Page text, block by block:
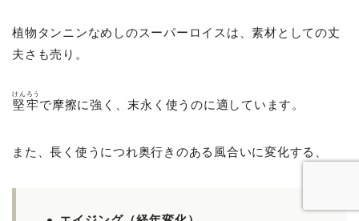
植物タンニンなめしのスーパーロイスは、素材としての丈
夫さも売り。
堅牢
けんろう
で摩擦に強く、末永く使うのに適しています。
また、長く使うにつれ奥行きのある風合いに変化する、